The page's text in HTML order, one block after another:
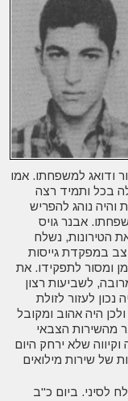
ודואג למשפחתו. אמו
בכל ותמיד רצה
נוהג להפריש
אבנר גויס
לאחר שסיים את הטירונות, נשלח
במפקדת גייסות
ומסור לתפקידו. את
לשביעות רצון
לעזור לזולת
היה אהוב ומקובל
1971 שוחרר אבנר מהשירות הצבאי
שלא ירחק היום
של שירות מילואים
לסיני. ביום כ"ב